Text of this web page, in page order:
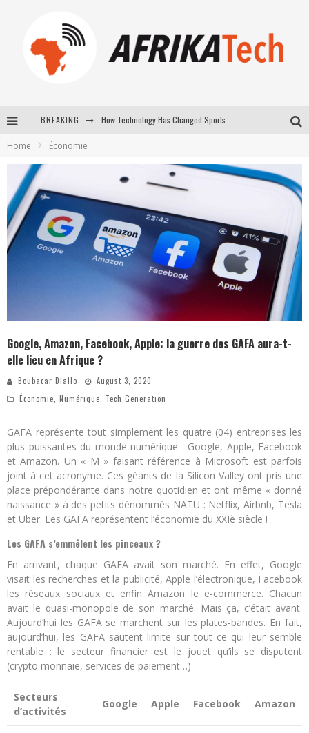
BREAKING
New to online sports betting? Consider These Tips to Play Your First Online Sports Betting Successfully
Home Économie
Google, Amazon, Facebook, Apple: la guerre des GAFA aura-t-
elle lieu en Afrique ?
Boubacar Diallo
August 3, 2020
Économie, Numérique, Tech Generation
GAFA représente tout simplement les quatre (04) entreprises les
plus puissantes du monde numérique : Google, Apple, Facebook
et Amazon. Un « M » faisant référence à Microsoft est parfois
joint à cet acronyme. Ces géants de la Silicon Valley ont pris une
place prépondérante dans notre quotidien et ont même « donné
naissance » à des petits dénommés NATU : Netflix, Airbnb, Tesla
et Uber. Les GAFA représentent l’économie du XXIè siècle !
Les GAFA s’emmêlent les pinceaux ?
En arrivant, chaque GAFA avait son marché. En effet, Google
visait les recherches et la publicité, Apple l’électronique, Facebook
les réseaux sociaux et enfin Amazon le e-commerce. Chacun
avait le quasi-monopole de son marché. Mais ça, c’était avant.
Aujourd’hui les GAFA se marchent sur les plates-bandes. En fait,
aujourd’hui, les GAFA sautent limite sur tout ce qui leur semble
rentable : le secteur financier est le jouet qu’ils se disputent
(crypto monnaie, services de paiement…)
Secteurs
d’activités
Google Apple Facebook Amazon